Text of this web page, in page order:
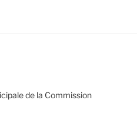
de la Commission